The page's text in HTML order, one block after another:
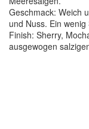
Geschmack: Weich
und Nuss. Ein
Finish: Sherry,
ausgewogen